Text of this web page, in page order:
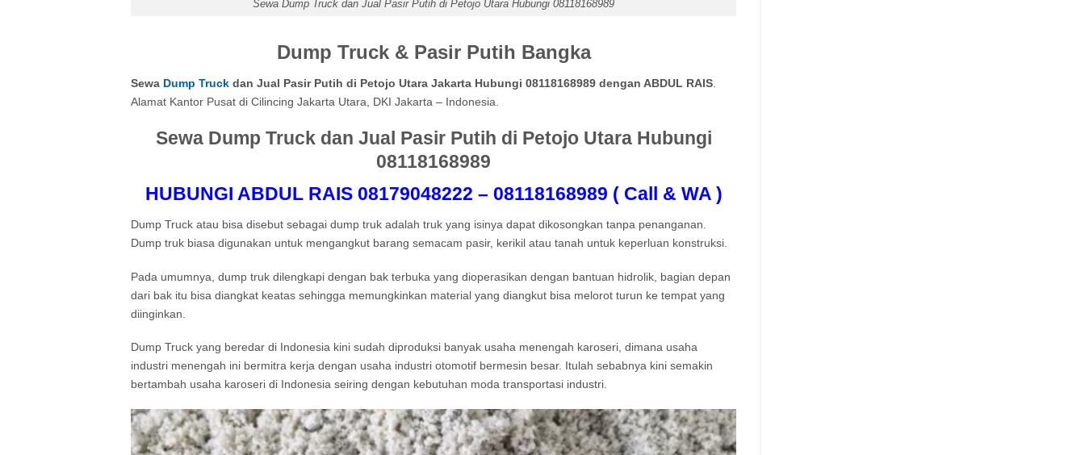
Sewa Dump Truck dan Jual Pasir Putih di Petojo Utara Hubungi 08118168989
Dump Truck & Pasir Putih Bangka
Sewa Dump Truck dan Jual Pasir Putih di Petojo Utara Jakarta Hubungi 08118168989 dengan ABDUL RAIS.
Alamat Kantor Pusat di Cilincing Jakarta Utara, DKI Jakarta – Indonesia.
Sewa Dump Truck dan Jual Pasir Putih di Petojo Utara Hubungi
08118168989
HUBUNGI ABDUL RAIS 08179048222 – 08118168989 ( Call & WA )
Dump Truck atau bisa disebut sebagai dump truk adalah truk yang isinya dapat dikosongkan tanpa penanganan.
Dump truk biasa digunakan untuk mengangkut barang semacam pasir, kerikil atau tanah untuk keperluan konstruksi.
Pada umumnya, dump truk dilengkapi dengan bak terbuka yang dioperasikan dengan bantuan hidrolik, bagian depan
dari bak itu bisa diangkat keatas sehingga memungkinkan material yang diangkut bisa melorot turun ke tempat yang
diinginkan.
Dump Truck yang beredar di Indonesia kini sudah diproduksi banyak usaha menengah karoseri, dimana usaha
industri menengah ini bermitra kerja dengan usaha industri otomotif bermesin besar. Itulah sebabnya kini semakin
bertambah usaha karoseri di Indonesia seiring dengan kebutuhan moda transportasi industri.